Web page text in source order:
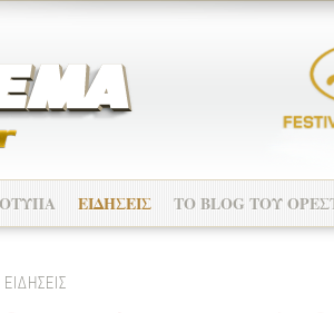
ΕΙΔΗΣΕΙΣ ΤO BLOG ΤΟΥ
ΕΙΔΗΣΕΙΣ